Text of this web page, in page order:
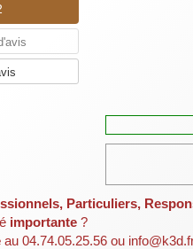
Particuliers,
importante?
au 04.74.05.25.56 ou